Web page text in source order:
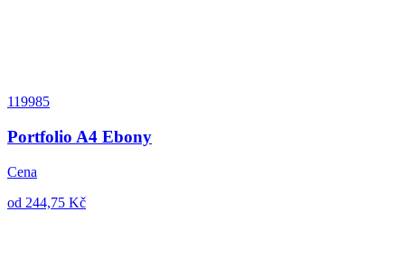
119985
Portfolio A4 Ebony
Cena
od 244,75 Kč